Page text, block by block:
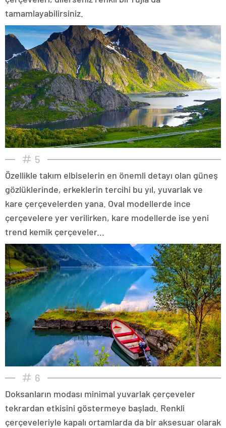
tamamlayabilirsiniz.
5
Özellikle takım elbiselerin en önemli detayı olan güneş
gözlüklerinde, erkeklerin tercihi bu yıl, yuvarlak ve
kare çerçevelerden yana. Oval modellerde ince
çerçevelere yer verilirken, kare modellerde ise yeni
trend kemik çerçeveler...
6
Doksanların modası minimal yuvarlak çerçeveler
tekrardan etkisini göstermeye başladı. Renkli
çerçeveleriyle kapalı ortamlarda da bir aksesuar olarak